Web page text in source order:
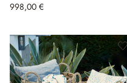
998,00 €